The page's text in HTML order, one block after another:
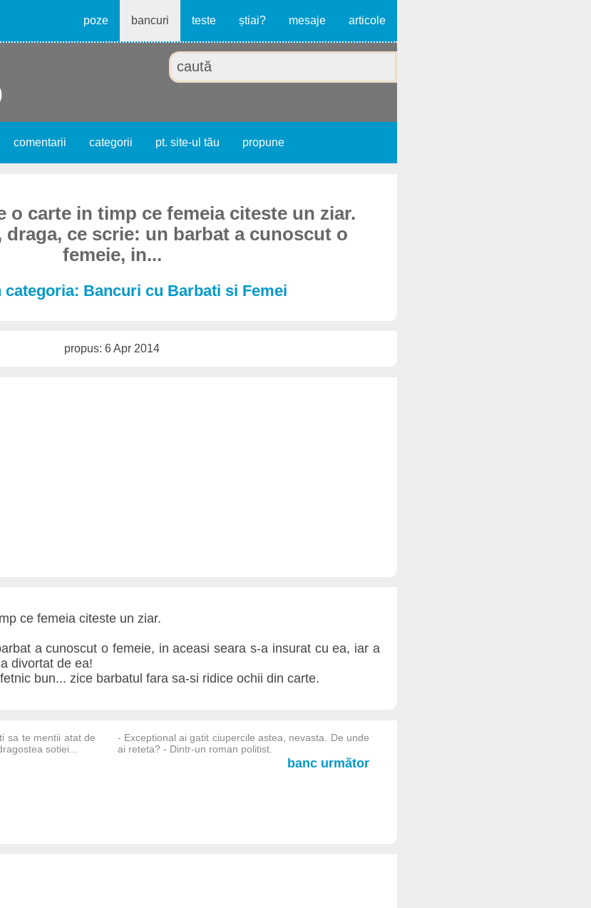
poze bancuri teste știai? mesaje articole
comentarii categorii pt. site-ul tău propune
o carte in timp ce femeia citeste un ziar.
draga, ce scrie: un barbat a cunoscut o
femeie, in...
categoria: Bancuri cu Barbati si Femei
propus: 6 Apr 2014
ce femeia citeste un ziar.
a cunoscut o femeie, in aceasi seara s-a insurat cu ea, iar a
divortat de ea!
bun... zice barbatul fara sa-si ridice ochii din carte.
sa te mentii atat de
sotiei...
- Exceptional ai gatit ciupercile astea, nevasta. De unde
ai reteta? - Dintr-un roman politist.
banc următor